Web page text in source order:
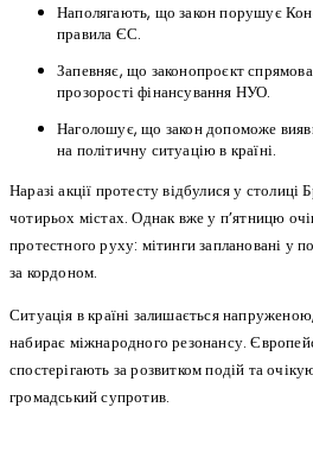
Наполягають, що закон порушує
правила ЄС.
Запевняє, що законопроєкт
прозорості фінансування НУО.
Наголошує, що закон допоможе
на політичну ситуацію в країні.
Наразі акції протесту відбулися у
чотирьох містах. Однак вже у п’ятницю
протестного руху: мітинги заплановані у
за кордоном.
Ситуація в країні залишається
набирає міжнародного резонансу.
спостерігають за розвитком подій та
громадський супротив.